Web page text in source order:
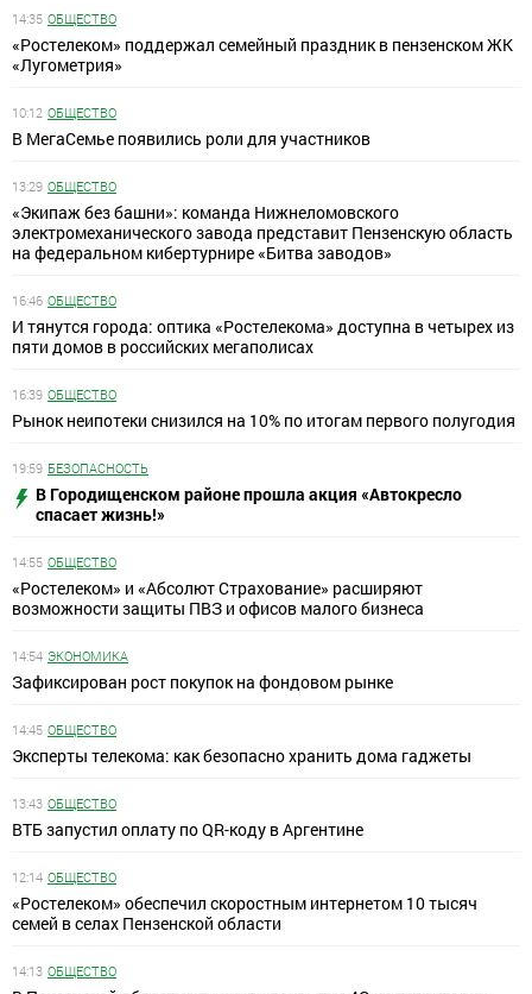
14:35 ОБЩЕСТВО
«Ростелеком» поддержал семейный праздник в пензенском ЖК
«Лугометрия»
10:12 ОБЩЕСТВО
В МегаСемье появились роли для участников
13:29 ОБЩЕСТВО
«Экипаж без башни»: команда Нижнеломовского
электромеханического завода представит Пензенскую область
на федеральном кибертурнире «Битва заводов»
16:46 ОБЩЕСТВО
И тянутся города: оптика «Ростелекома» доступна в четырех из
пяти домов в российских мегаполисах
16:39 ОБЩЕСТВО
Рынок неипотеки снизился на 10% по итогам первого полугодия
19:59 БЕЗОПАСНОСТЬ
В Городищенском районе прошла акция «Автокресло
спасает жизнь!»
14:55 ОБЩЕСТВО
«Ростелеком» и «Абсолют Страхование» расширяют
возможности защиты ПВЗ и офисов малого бизнеса
14:54 ЭКОНОМИКА
Зафиксирован рост покупок на фондовом рынке
14:45 ОБЩЕСТВО
Эксперты телекома: как безопасно хранить дома гаджеты
13:43 ОБЩЕСТВО
ВТБ запустил оплату по QR-коду в Аргентине
12:14 ОБЩЕСТВО
«Ростелеком» обеспечил скоростным интернетом 10 тысяч
семей в селах Пензенской области
14:13 ОБЩЕСТВО